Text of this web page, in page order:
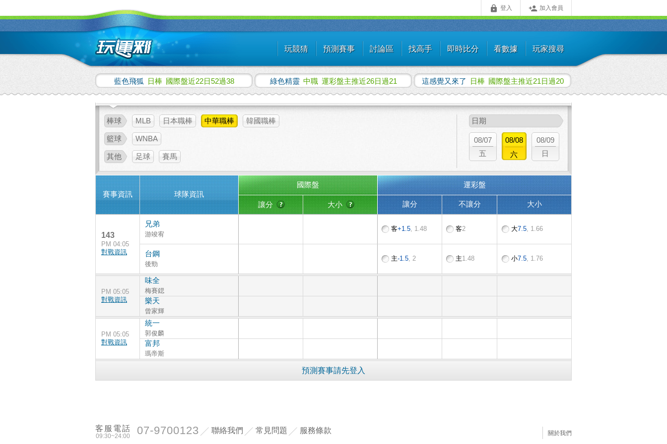
玩競猜 預測賽事 討論區 找高手 即時比分 看數據 玩家搜尋
 登入  加入會員
藍色飛狐 日棒 國際盤近22日52過38 綠色精靈 中職 運彩盤主推近26日過21 這感覺又來了 日棒 國際盤主推近21日過20
棒球 MLB 日本職棒 中華職棒 韓國職棒
籃球 WNBA
其他 足球 賽馬
日期
08/07
五
08/08
六
08/09
日
賽事資訊 球隊資訊
國際盤 運彩盤
讓分 大小 讓分 不讓分 大小
143
PM 04:05
對戰資訊
兄弟
游竣宥
客+1.5, 1.48 客2 大7.5, 1.66
台鋼
後勁
主-1.5, 2 主1.48 小7.5, 1.76
PM 05:05
對戰資訊
味全
梅賽鍶
樂天
曾家輝
PM 05:05
對戰資訊
統一
郭俊麟
富邦
瑪帝斯
預測賽事請先登入
09:30~24:00
客服電話 07-9700123 聯絡我們 常見問題 服務條款 關於我們